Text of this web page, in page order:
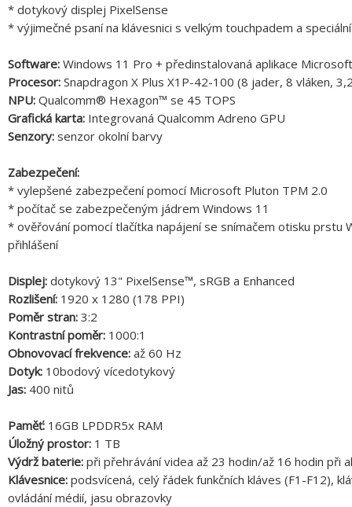
* dotykový displej PixelSense
* výjimečné psaní na klávesnici s velkým touchpadem a
Software: Windows 11 Pro + předinstalovaná aplikace
Procesor: Snapdragon X Plus X1P-42-100 (8 jader, 8 vláken,
NPU: Qualcomm® Hexagon™ se 45 TOPS
Grafická karta: Integrovaná Qualcomm Adreno GPU
Senzory: senzor okolní barvy
Zabezpečení:
* vylepšené zabezpečení pomocí Microsoft Pluton TPM 2.0
* počítač se zabezpečeným jádrem Windows 11
* ověřování pomocí tlačítka napájení se snímačem otisku prstu
přihlášení
Displej: dotykový 13" PixelSense™, sRGB a Enhanced
Rozlišení: 1920 x 1280 (178 PPI)
Poměr stran: 3:2
Kontrastní poměr: 1000:1
Obnovovací frekvence: až 60 Hz
Dotyk: 10bodový vícedotykový
Jas: 400 nitů
Paměť: 16GB LPDDR5x RAM
Úložný prostor: 1 TB
Výdrž baterie: při přehrávání videa až 23 hodin/až 16 hodin při
Klávesnice: podsvícená, celý řádek funkčních kláves (F1-F12),
ovládání médií, jasu obrazovky